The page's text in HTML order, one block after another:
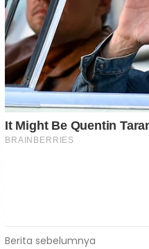
Navigasi
Berita sebelumnya